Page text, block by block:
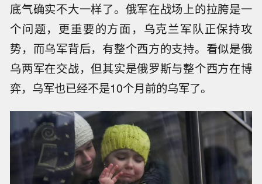
底气确实不大一样了。俄军在战场上的拉胯是一
个问题，更重要的方面，乌克兰军队正保持攻
势，而乌军背后，有整个西方的支持。看似是俄
乌两军在交战，但其实是俄罗斯与整个西方在博
弈，乌军也已经不是10个月前的乌军了。